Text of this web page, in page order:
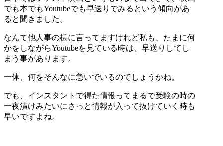
でも本でもYoutubeでも早送りでみるという傾向があ
ると聞きました。
なんて他人事の様に言ってますけれど私も、たまに何
かをしながらYoutubeを見ている時は、早送りしてし
まう事があります。
一体、何をそんなに急いでいるのでしょうかね。
でも、インスタントで得た情報ってまるで受験の時の
一夜漬けみたいにさっと情報が入って抜けていく時も
早いですよね。